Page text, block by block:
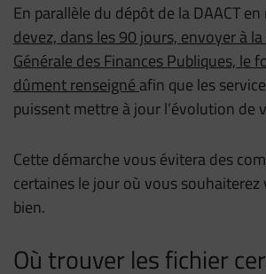
En parallèle du dépôt de la DAACT en
devez, dans les 90 jours, envoyer à
Générale des Finances Publiques, le
dûment renseigné afin que les
puissent mettre à jour l’évolution de
Cette démarche vous évitera des
certaines le jour où vous
bien.
Où trouver les fichier